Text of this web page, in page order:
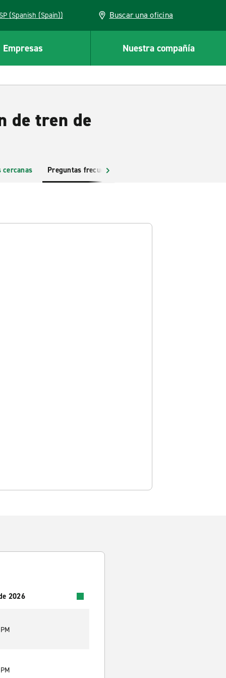
ESP (Spanish (Spain)) Buscar una oficina
Empresas Nuestra compañía
de tren de
cercanas Preguntas frecuentes
2026